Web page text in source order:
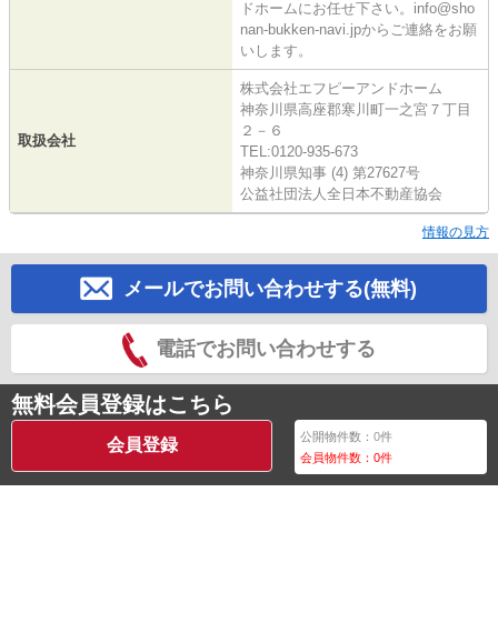
ドホームにお任せ下さい。info@sho
nan-bukken-navi.jpからご連絡をお願
いします。
取扱会社
株式会社エフピーアンドホーム
神奈川県高座郡寒川町一之宮７丁目
２－６
TEL:0120-935-673
神奈川県知事 (4) 第27627号
公益社団法人全日本不動産協会
情報の見方
メールでお問い合わせする(無料)
電話でお問い合わせする
無料会員登録はこちら
会員登録 公開物件数：0件
会員物件数：0件